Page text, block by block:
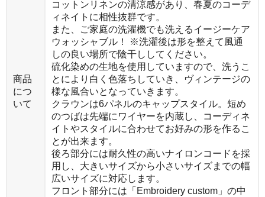
商品
につ
いて
コットンリネンの清涼感があり、春夏のコーデ
ィネイトに相性抜群です。
また、ご家庭の洗濯機でも洗えるイージーケア
ウォッシャブル！ ※洗濯後は形を整えて風通
しの良い場所で陰干ししてください。
硫化染めの生地を使用していますので、洗うこ
とにより白く色落ちしていき、ヴィンテージの
様な風合いとなっていきます。
クラウンは6パネルのキャップスタイル。短め
のつばは先端にワイヤーを内蔵し、コーディネ
イトやスタイルに合わせてお好みの形を作るこ
とが出来ます。
後ろ部分には耐久性の高いナイロンコードを採
用し、大きいサイズから小さいサイズまでの幅
広いサイズに対応します。
フロント部分には「Embroidery custom」の中